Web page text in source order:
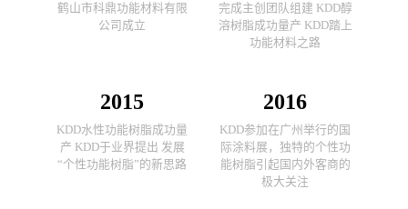
鹤山市科鼎功能材料有限
公司成立
完成主创团队组建 KDD醇
溶树脂成功量产 KDD踏上
功能材料之路
2015
KDD水性功能树脂成功量
产 KDD于业界提出 发展
“个性功能树脂”的新思路
2016
KDD参加在广州举行的国
际涂料展，独特的个性功
能树脂引起国内外客商的
极大关注